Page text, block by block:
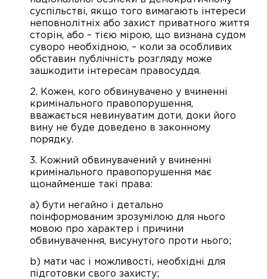
суспільстві, якщо того вимагають інтереси
неповнолітніх або захист приватного життя
сторін, або – тією мірою, що визнана судом
суворо необхідною, – коли за особливих
обставин публічність розгляду може
зашкодити інтересам правосуддя.
2. Кожен, кого обвинувачено у вчиненні
кримінального правопорушення,
вважається невинуватим доти, доки його
вину не буде доведено в законному
порядку.
3. Кожний обвинувачений у вчиненні
кримінального правопорушення має
щонайменше такі права:
a) бути негайно і детально
поінформованим зрозумілою для нього
мовою про характер і причини
обвинувачення, висунутого проти нього;
b) мати час і можливості, необхідні для
підготовки свого захисту;